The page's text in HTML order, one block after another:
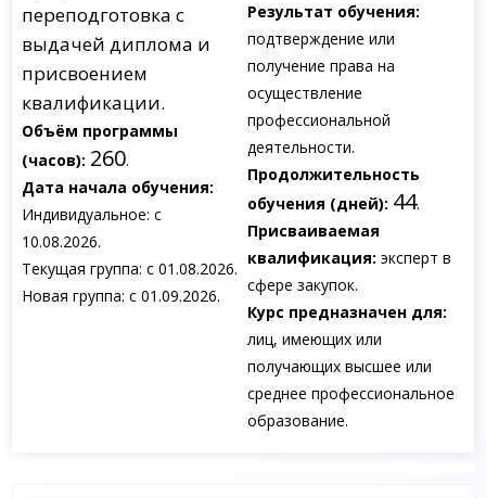
переподготовка с
выдачей диплома и
присвоением
квалификации.
Объём программы
(часов): 260.
Дата начала обучения:
Индивидуальное: с
10.08.2026.
Текущая группа: с 01.08.2026.
Новая группа: с 01.09.2026.
Результат обучения:
подтверждение или
получение права на
осуществление
профессиональной
деятельности.
Продолжительность
обучения (дней): 44.
Присваиваемая
квалификация: эксперт в
сфере закупок.
Курс предназначен для:
лиц, имеющих или
получающих высшее или
среднее профессиональное
образование.